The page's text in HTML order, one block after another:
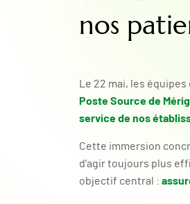
nos
Le 22 mai, les
Poste Source de
service de nos
Cette immersion
d’agir toujours plus
objectif central :